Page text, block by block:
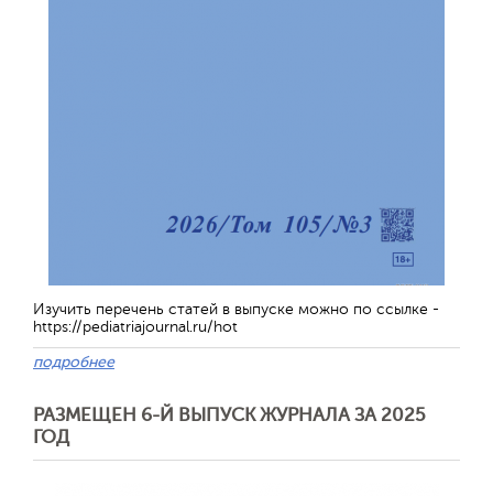
Изучить перечень статей в выпуске можно по ссылке -
https://pediatriajournal.ru/hot
подробнее
РАЗМЕЩЕН 6-Й ВЫПУСК ЖУРНАЛА ЗА 2025
ГОД